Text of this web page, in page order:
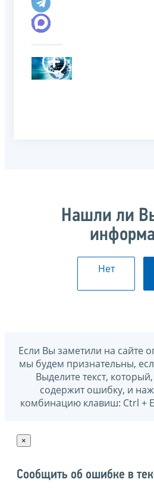
Нашли ли
Нет
Если Вы заметили на сайте
мы будем признательны,
Выделите текст,
содержит ошибку, и
комбинацию клавиш: Ctrl +
×
Сообщить об ошибке в